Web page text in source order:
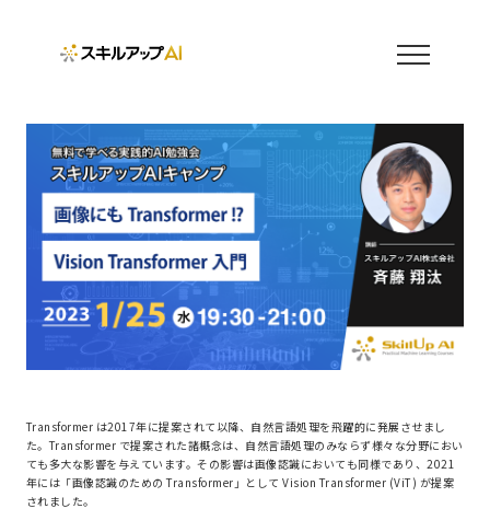
Transformer は2017年に提案されて以降、自然言語処理を飛躍的に発展させまし
た。Transformer で提案された諸概念は、自然言語処理のみならず様々な分野におい
ても多大な影響を与えています。その影響は画像認識においても同様であり、2021
年には「画像認識のための Transformer」として Vision Transformer (ViT) が提案
されました。